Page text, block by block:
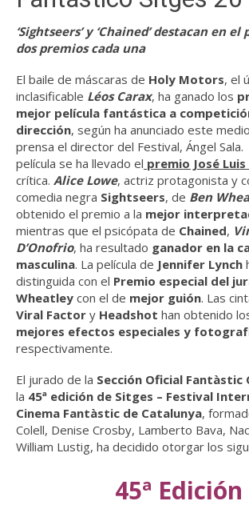
‘Sightseers’ y ‘Chained’ destacan en
dos premios cada una
El baile de máscaras de Holy Motors, el
inclasificable Léos Carax, ha ganado los
mejor película fantástica a
dirección, según ha anunciado este
prensa el director del Festival, Ángel Sala.
película se ha llevado el premio José
crítica. Alice Lowe, actriz protagonista y
comedia negra Sightseers, de Ben
obtenido el premio a la mejor
mientras que el psicópata de Chained,
D’Onofrio, ha resultado ganador en la
masculina. La película de Jennifer Lynch
distinguida con el Premio especial del
Wheatley con el de mejor guión. Las
Viral Factor y Headshot han obtenido
mejores efectos especiales y
respectivamente.
El jurado de la Sección Oficial Fantàstic
la 45ª edición de Sitges – Festival
Cinema Fantàstic de Catalunya,
Colell, Denise Crosby, Lamberto Bava,
William Lustig, ha decidido otorgar los
45ª Edición